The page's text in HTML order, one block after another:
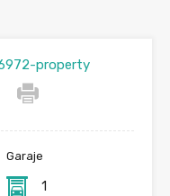
property
Garaje
1